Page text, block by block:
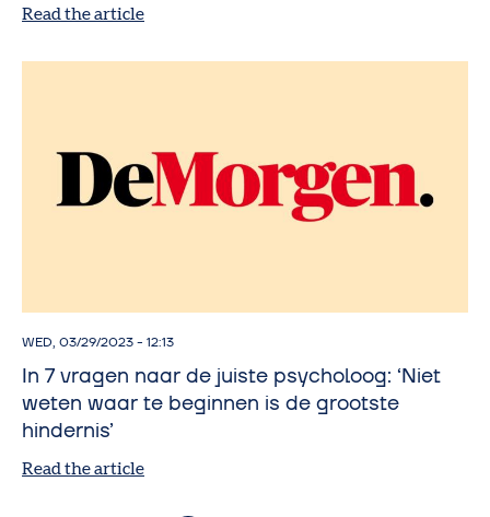
Read the article
WED, 03/29/2023 - 12:13
In 7 vragen naar de juiste psycholoog: ‘Niet
weten waar te beginnen is de grootste
hindernis’
Read the article